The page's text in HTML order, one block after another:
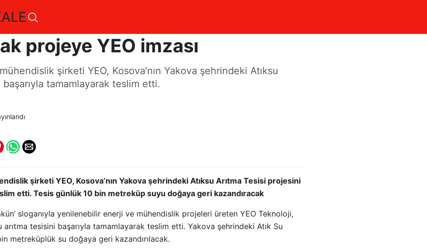
metreküp suyu doğaya
projeye YEO imzası
şirketi YEO, Kosova’nın Yakova şehrindeki Atıksu
tamamlayarak teslim etti.
şirketi YEO, Kosova’nın Yakova şehrindeki Atıksu Arıtma Tesisi projesini
etti. Tesis günlük 10 bin metreküp suyu doğaya geri kazandıracak
sloganıyla yenilenebilir enerji ve mühendislik projeleri üreten YEO Teknoloji,
arıtma tesisini başarıyla tamamlayarak teslim etti. Yakova şehrindeki Atık Su
metreküplük su doğaya geri kazandırılacak.